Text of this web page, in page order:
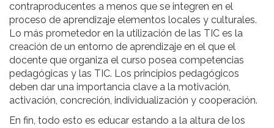
contraproducentes a menos que se integren en el
proceso de aprendizaje elementos locales y culturales.
Lo más prometedor en la utilización de las TIC es la
creación de un entorno de aprendizaje en el que el
docente que organiza el curso posea competencias
pedagógicas y las TIC. Los principios pedagógicos
deben dar una importancia clave a la motivación,
activación, concreción, individualización y cooperación.
En fin, todo esto es educar estando a la altura de los